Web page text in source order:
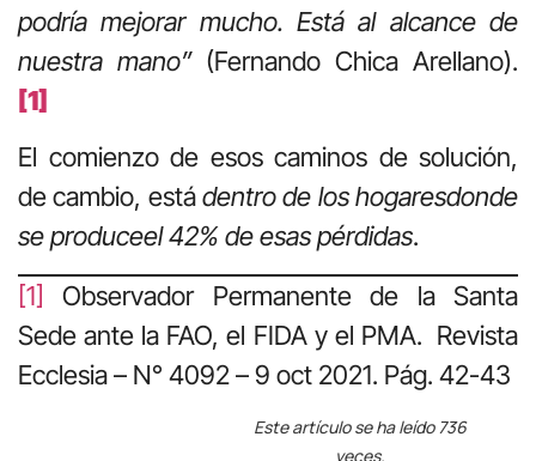
podría mejorar mucho. Está al alcance de
nuestra mano”(Fernando Chica Arellano).
[1]
El comienzo de esos caminos de solución,
de cambio, estádentro de los hogaresdonde
se produceel 42% de esas pérdidas.
[1]
Observador Permanente de la Santa
Sede ante la FAO, el FIDA y el PMA. Revista
Ecclesia – N° 4092 – 9 oct 2021. Pág. 42-43
Este artículo se ha leído 736
veces.